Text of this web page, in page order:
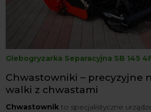
Glebogryzarka Separacyjna SB 145
Chwastowniki – precyzyjne
walki z chwastami
Chwastownik to specjalistyczne